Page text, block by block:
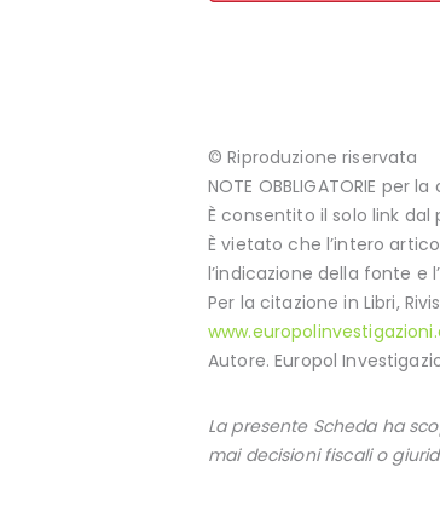
© Riproduzione riservata
NOTE OBBLIGATORIE
È consentito il solo link
È vietato che l’intero
l’indicazione della fonte e
Per la citazione in Libri,
Autore. Europol
La presente Scheda ha
mai decisioni fiscali o